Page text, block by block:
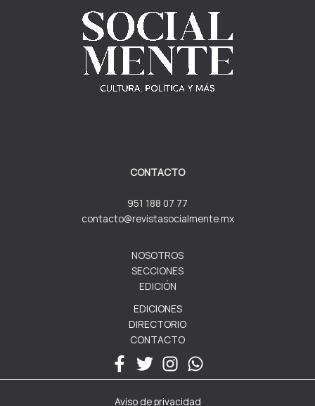
CONTACTO
951 188 07 77
contacto@revistasocialmente.mx
NOSOTROS
SECCIONES
EDICIÓN
EDICIONES
DIRECTORIO
CONTACTO
Aviso de privacidad